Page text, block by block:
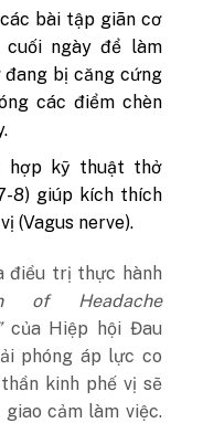
bài tập giãn cơ
cuối ngày để làm
đang bị căng cứng
các điểm chèn
hợp kỹ thuật thở
8) giúp kích thích
(Vagus nerve).
điều trị thực hành
of Headache
của Hiệp hội Đau
phóng áp lực co
kinh phế vị sẽ
cảm làm việc.